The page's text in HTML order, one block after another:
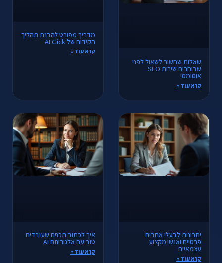
שאלות שחשוב לשאול לפני
שבוחרים שירות SEO
אוטומטי
קרא עוד »
מדריך מפורט להבנת תהליך
הקידום של AI Click
קרא עוד »
יתרונות לבעלי אתרים
פרטיים ואנשי מקצוע
עצמאיים
קרא עוד »
איך לכתוב תכנים שעובדים
טוב עם אלגוריתם AI
קרא עוד »